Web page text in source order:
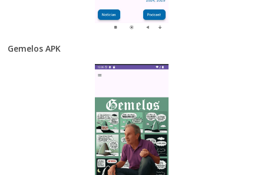
Gemelos APK